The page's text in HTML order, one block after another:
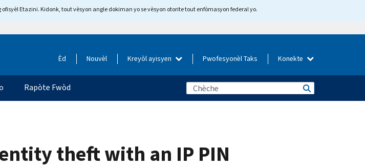
Etazini. Kidonk, tout vèsyon angle dokiman yo se vèsyon otorite tout enfòmasyon federal yo.
Èd Nouvèl Kreyòl ayisyen Pwofesyonèl Taks Konekte
Rapòte Fwòd
theft with an IP PIN